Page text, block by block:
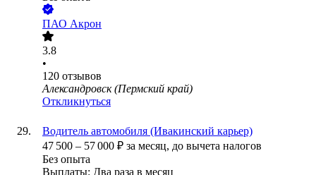
ПАО Акрон
3.8
•
120 отзывов
Александровск (Пермский край)
Откликнуться
Водитель автомобиля (Ивакинский карьер)
47 500 – 57 000 ₽ за месяц, до вычета налогов
Без опыта
Выплаты: Два раза в месяц